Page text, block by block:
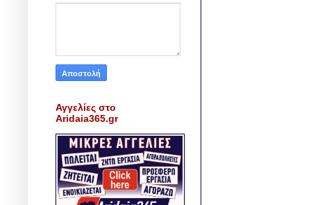
Αγγελίες στο
Aridaia365.gr